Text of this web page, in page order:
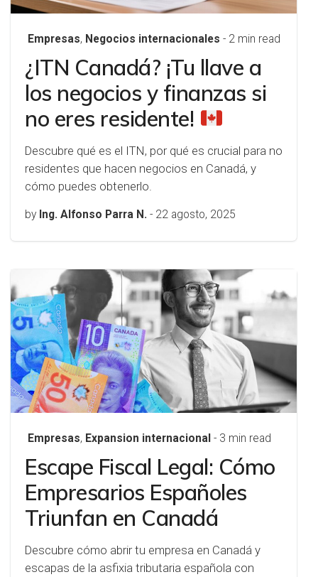
Empresas, Negocios internacionales - 2 min read
¿ITN Canadá? ¡Tu llave a
los negocios y finanzas si
no eres residente!
Descubre qué es el ITN, por qué es crucial para no
residentes que hacen negocios en Canadá, y
cómo puedes obtenerlo.
by Ing. Alfonso Parra N. - 22 agosto, 2025
Empresas, Expansion internacional - 3 min read
Escape Fiscal Legal: Cómo
Empresarios Españoles
Triunfan en Canadá
Descubre cómo abrir tu empresa en Canadá y
escapas de la asfixia tributaria española con